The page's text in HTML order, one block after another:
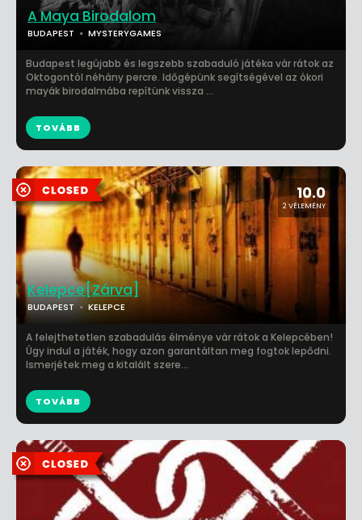
A Maya Birodalom
BUDAPEST MYSTERYGAMES
Budapest legújabb és legszebb szabaduló játéka vár rátok az
Oktogontól néhány percre. Időgépünk segítségével az ókori
mayák birodalmába repítünk vissza ...
TOVÁBB
10.0
2 VÉLEMÉNY
Kelepce[Zárva]
BUDAPEST KELEPCE
A felejthetetlen szabadulás élménye vár rátok a Kelepcében!
Úgy indul a játék, hogy azon garantáltan meg fogtok lepődni.
Ismerjétek meg a kitalált szere...
TOVÁBB